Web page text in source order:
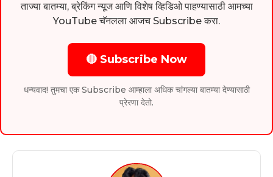
ताज्या बातम्या, ब्रेकिंग न्यूज आणि विशेष व्हिडिओ पाहण्यासाठी आमच्या
YouTube चॅनलला आजच Subscribe करा.
🔴 Subscribe Now
धन्यवाद! तुमचा एक Subscribe आम्हाला अधिक चांगल्या बातम्या देण्यासाठी
प्रेरणा देतो.